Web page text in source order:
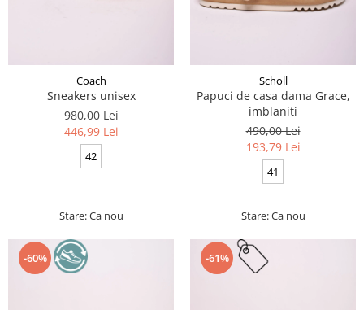
Coach
Sneakers unisex
980,00 Lei
446,99 Lei
42
Stare: Ca nou
Scholl
Papuci de casa dama Grace,
imblaniti
490,00 Lei
193,79 Lei
41
Stare: Ca nou
-60% -61%